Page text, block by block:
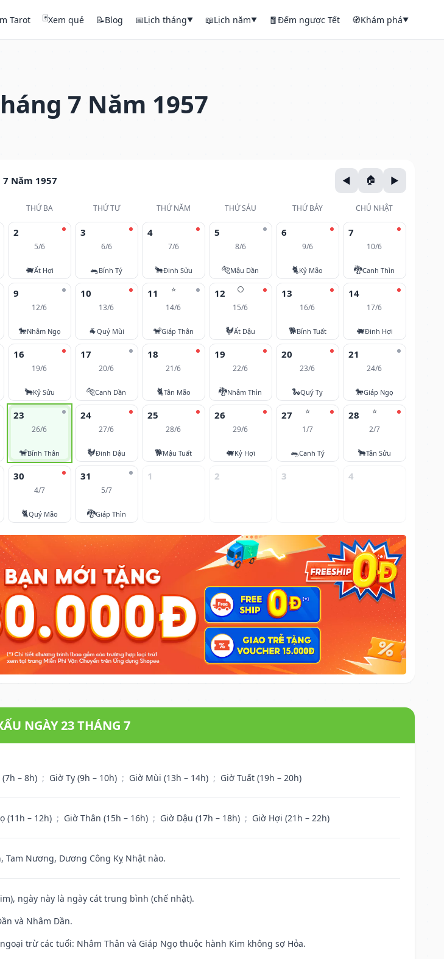
Tarot 🃏Xem quẻ 📝Blog 📅Lịch tháng▼ 📖Lịch năm▼ 🧧Đếm ngược Tết 🧭Khám phá▼
7 Năm 1957
Năm 1957
THỨ BA THỨ TƯ THỨ NĂM THỨ SÁU THỨ BẢY CHỦ NHẬT
2
5/6
🐖Ất Hợi
3
6/6
🐀Bính Tý
4
7/6
🐂Đinh Sửu
5
8/6
🐅Mậu Dần
6
9/6
🐈Kỷ Mão
7
10/6
🐉Canh Thìn
9
12/6
🐎Nhâm Ngọ
10
13/6
🐐Quý Mùi
⭐
11
14/6
🐒Giáp Thân
🌕
12
15/6
🐓Ất Dậu
13
16/6
🐕Bính Tuất
14
17/6
🐖Đinh Hợi
16
19/6
🐂Kỷ Sửu
17
20/6
🐅Canh Dần
18
21/6
🐈Tân Mão
19
22/6
🐉Nhâm Thìn
20
23/6
🐍Quý Tỵ
21
24/6
🐎Giáp Ngọ
23
26/6
🐒Bính Thân
24
27/6
🐓Đinh Dậu
25
28/6
🐕Mậu Tuất
26
29/6
🐖Kỷ Hợi
⭐
27
1/7
🐀Canh Tý
⭐
28
2/7
🐂Tân Sửu
30
4/7
🐈Quý Mão
31
5/7
🐉Giáp Thìn
1 2 3 4
NGÀY 23 THÁNG 7
– 8h) ; Giờ Tỵ (9h – 10h) ; Giờ Mùi (13h – 14h) ; Giờ Tuất (19h – 20h)
(11h – 12h) ; Giờ Thân (15h – 16h) ; Giờ Dậu (17h – 18h) ; Giờ Hợi (21h – 22h)
Nương, Dương Công Kỵ Nhật nào.
ngày này là ngày cát trung bình (chế nhật).
và Nhâm Dần.
trừ các tuổi: Nhâm Thân và Giáp Ngọ thuộc hành Kim không sợ Hỏa.